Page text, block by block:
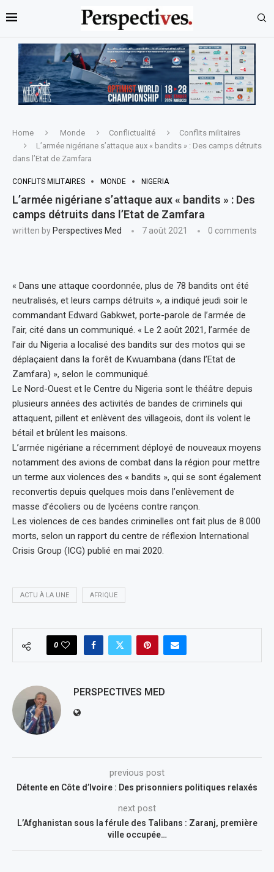
Home Monde Conflictualité
Conflits militaires
L’armée nigériane s’attaque aux « bandits » : Des camps détruits
dans l’Etat de Zamfara
CONFLITS MILITAIRES MONDE NIGERIA
L’armée nigériane s’attaque aux « bandits » : Des
camps détruits dans l’Etat de Zamfara
written by Perspectives Med 7 août 2021 0 comments
« Dans une attaque coordonnée, plus de 78 bandits ont été
neutralisés, et leurs camps détruits », a indiqué jeudi soir le
commandant Edward Gabkwet, porte-parole de l’armée de
l’air, cité dans un communiqué. « Le 2 août 2021, l’armée de
l’air du Nigeria a localisé des bandits sur des motos qui se
déplaçaient dans la forêt de Kwuambana (dans l’Etat de
Zamfara) », selon le communiqué.
Le Nord-Ouest et le Centre du Nigeria sont le théâtre depuis
plusieurs années des activités de bandes de criminels qui
attaquent, pillent et enlèvent des villageois, dont ils volent le
bétail et brûlent les maisons.
L’armée nigériane a récemment déployé de nouveaux moyens
notamment des avions de combat dans la région pour mettre
un terme aux violences des « bandits », qui se sont également
reconvertis depuis quelques mois dans l’enlèvement de
masse d’écoliers ou de lycéens contre rançon.
Les violences de ces bandes criminelles ont fait plus de 8.000
morts, selon un rapport du centre de réflexion International
Crisis Group (ICG) publié en mai 2020.
ACTU À LA UNE AFRIQUE
0
PERSPECTIVES MED
previous post
Détente en Côte d’Ivoire : Des prisonniers politiques relaxés
next post
L’Afghanistan sous la férule des Talibans : Zaranj, première
ville occupée…